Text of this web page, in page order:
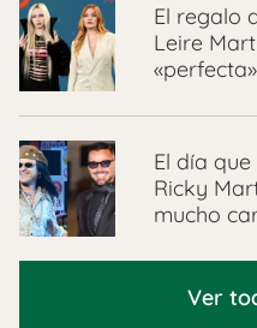
El regalo
Leire
«perfecta»
El día
Ricky
mucho
Ver